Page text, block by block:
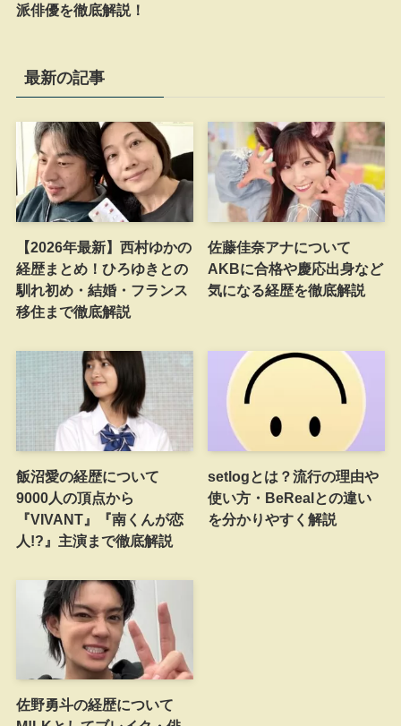
派俳優を徹底解説！
最新の記事
【2026年最新】西村ゆかの
経歴まとめ！ひろゆきとの
馴れ初め・結婚・フランス
移住まで徹底解説
佐藤佳奈アナについて
AKBに合格や慶応出身など
気になる経歴を徹底解説
飯沼愛の経歴について
9000人の頂点から
『VIVANT』『南くんが恋
人!?』主演まで徹底解説
setlogとは？流行の理由や
使い方・BeRealとの違い
を分かりやすく解説
佐野勇斗の経歴について